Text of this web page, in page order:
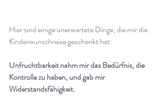
Hier sind einige unerwartete Dinge, die mir die
Kinderwunschreise geschenkt hat:
Unfruchtbarkeit nahm mir das Bedürfnis, die
Kontrolle zu haben, und gab mir
Widerstandsfähigkeit.